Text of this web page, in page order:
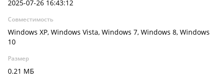
2025-07-26 16:43:12
Совместимость
Windows XP, Windows Vista, Windows 7, Windows 8, Windows
10
Размер
0.21 МБ